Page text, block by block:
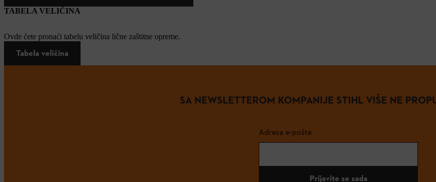
TABELA VELIČINA
Ovde ćete pronaći tabelu veličina lične zaštitne opreme.
Tabela veličina
SA NEWSLETTEROM KOMPANIJE STIHL VIŠE NE
Adresa e-pošte
Prijavite se sada